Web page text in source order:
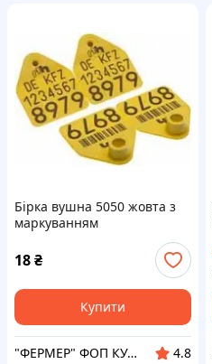
Бірка вушна 5050 жовта з
маркуванням
18₴
Купити
"ФЕРМЕР" ФОП КУДРИК АНАСТАСІЯ ВІТАЛІЇВНА
4.8